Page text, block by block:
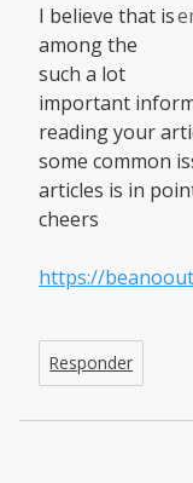
I believe that is
among the
such a lot
important
reading your
some common
articles is in
cheers
https://
Responder